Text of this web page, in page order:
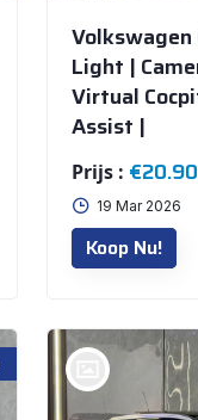
Volkswagen
Light |
Virtual
Assist |
Prijs :
19 Mar 2026
Koop Nu!